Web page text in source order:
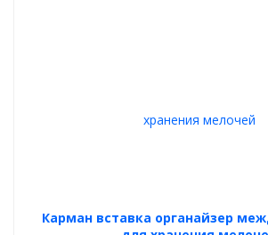
Качественный материал
Каждая органайзер прошивается вручную,
Карман вставка органайзер